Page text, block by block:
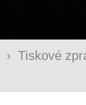
› Tiskové